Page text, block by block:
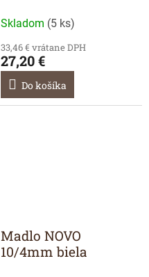
Skladom (5 ks)
33,46 € vrátane DPH
27,20 €
Do košíka
Madlo NOVO
10/4mm biela